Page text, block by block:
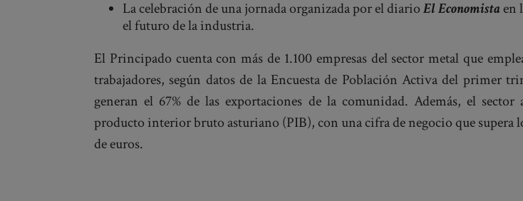
La celebración de una jornada organizada por el diarioEl Economistaen
el futuro de la industria.
El Principado cuenta con más de 1.100 empresas del sector metal que
trabajadores, según datos de la Encuesta de Población Activa del primer
generan el 67% de las exportaciones de la comunidad. Además, el sector
producto interior bruto asturiano (PIB), con una cifra de negocio que supera
de euros.